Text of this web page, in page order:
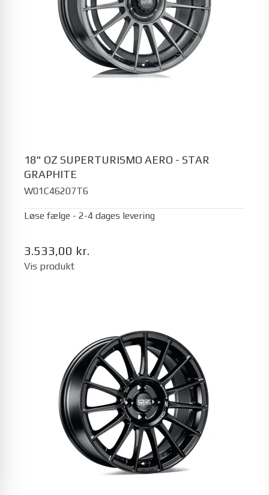
18" OZ SUPERTURISMO AERO - STAR
GRAPHITE
W01C46207T6
Løse fælge - 2-4 dages levering
3.533,00 kr.
Vis produkt